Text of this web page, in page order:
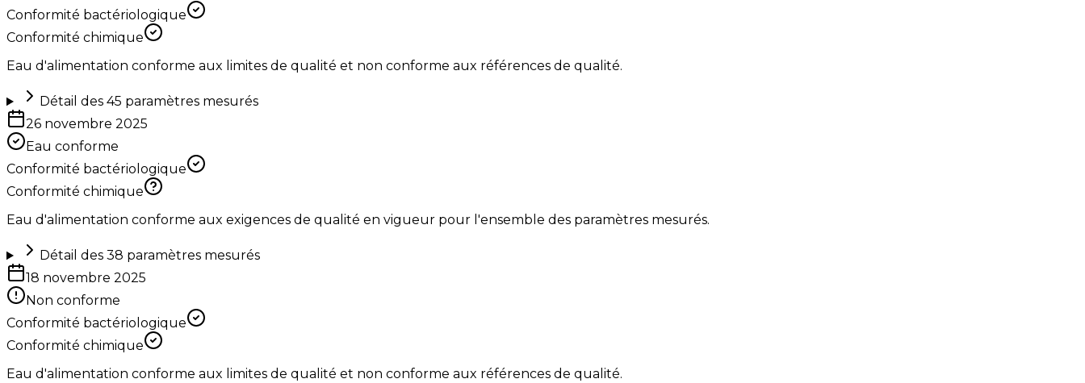
Conformité bactériologique
Conformité chimique
Eau d'alimentation conforme aux limites de qualité et non conforme aux références de qualité.
Détail des 45 paramètres mesurés
26 novembre 2025
Eau conforme
Conformité bactériologique
Conformité chimique
Eau d'alimentation conforme aux exigences de qualité en vigueur pour l'ensemble des paramètres mesurés.
Détail des 38 paramètres mesurés
18 novembre 2025
Non conforme
Conformité bactériologique
Conformité chimique
Eau d'alimentation conforme aux limites de qualité et non conforme aux références de qualité.